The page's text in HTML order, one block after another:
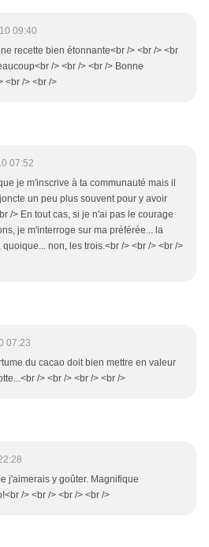
09:40
recette bien étonnante<br /> <br /> <br
/> <br /> <br /> Bonne
<br /> <br />
07:52
je m'inscrive à ta communauté mais il
un peu plus souvent pour y avoir
/> En tout cas, si je n'ai pas le courage
je m'interroge sur ma préférée... la
non, les trois.<br /> <br /> <br />
07:23
du cacao doit bien mettre en valeur
/> <br /> <br /> <br />
j'aimerais y goûter. Magnifique
/> <br /> <br /> <br />